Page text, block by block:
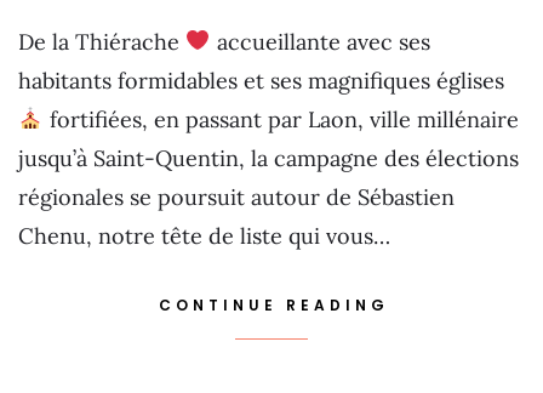
De la Thiérache
accueillante avec ses
habitants formidables et ses magnifiques églises
fortifiées, en passant par Laon, ville millénaire
jusqu’à Saint-Quentin, la campagne des élections
régionales se poursuit autour de Sébastien
Chenu, notre tête de liste qui vous…
CONTINUE READING